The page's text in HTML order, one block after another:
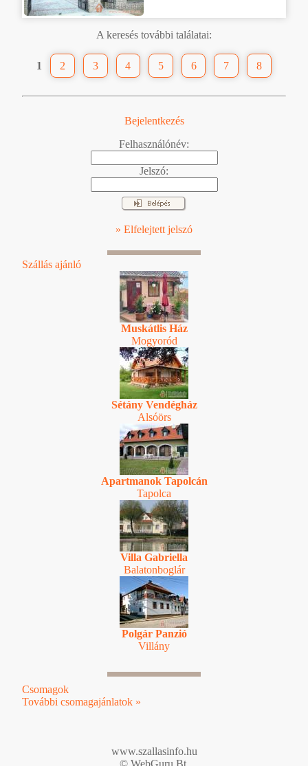
A keresés további találatai:
1 2 3 4 5 6 7 8
Bejelentkezés
Felhasználónév:
Jelszó:
» Elfelejtett jelszó
Szállás ajánló
Muskátlis Ház
Mogyoród
Sétány Vendégház
Alsóörs
Apartmanok Tapolcán
Tapolca
Villa Gabriella
Balatonboglár
Polgár Panzió
Villány
Csomagok
További csomagajánlatok »
www.szallasinfo.hu
© WebGuru Bt.